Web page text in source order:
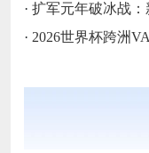
· 扩军元年破冰战
· 2026世界杯跨洲VAR